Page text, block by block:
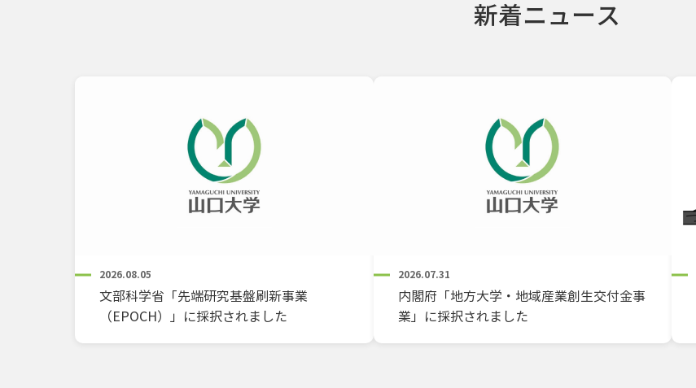
新着ニュース
2026.08.05
文部科学省「先端研究基盤刷新事業
（EPOCH）」に採択されました
2026.07.31
内閣府「地方大学・地域産業創生交付金事
業」に採択されました